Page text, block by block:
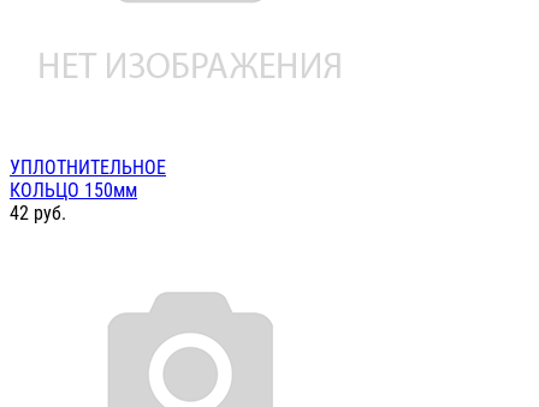
УПЛОТНИТЕЛЬНОЕ
КОЛЬЦО 150мм
42 руб.